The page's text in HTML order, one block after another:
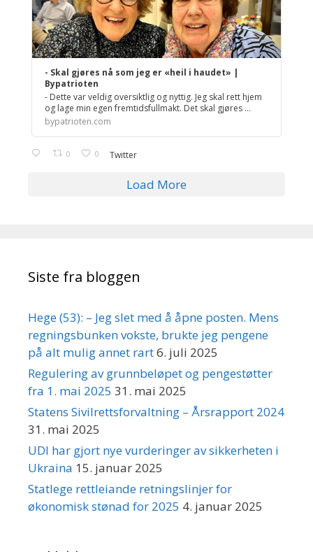
- Skal gjøres nå som jeg er «heil i haudet» |
Bypatrioten
- Dette var veldig oversiktlig og nyttig. Jeg skal rett hjem
og lage min egen fremtidsfullmakt. Det skal gjøres ...
bypatrioten.com
0 0 Twitter
Load More
Siste fra bloggen
Hege (53): – Jeg slet med å åpne posten. Mens
regningsbunken vokste, brukte jeg pengene
på alt mulig annet rart6. juli 2025
Regulering av grunnbeløpet og pengestøtter
fra 1. mai 2025 31. mai 2025
Statens Sivilrettsforvaltning – Årsrapport 2024
31. mai 2025
UDI har gjort nye vurderinger av sikkerheten i
Ukraina 15. januar 2025
Statlege rettleiande retningslinjer for
økonomisk stønad for 2025 4. januar 2025